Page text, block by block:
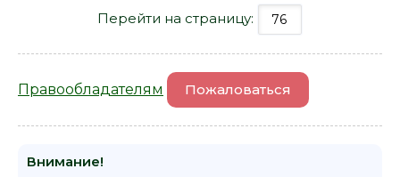
Перейти на страницу:
Правообладателям Пожаловаться
Внимание!